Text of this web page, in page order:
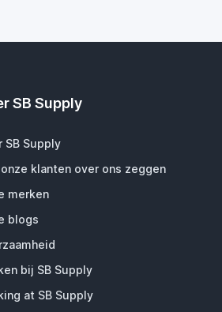
SB Supply
SB Supply
klanten over ons zeggen
merken
blogs
bij SB Supply
at SB Supply